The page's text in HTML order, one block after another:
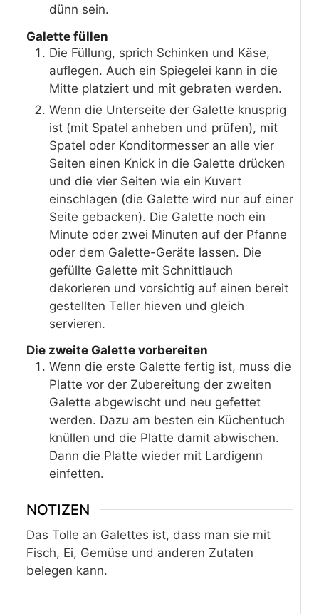
dünn sein.
Galette füllen
Die Füllung, sprich Schinken und Käse,
auflegen. Auch ein Spiegelei kann in die
Mitte platziert und mit gebraten werden.
Wenn die Unterseite der Galette knusprig
ist (mit Spatel anheben und prüfen), mit
Spatel oder Konditormesser an alle vier
Seiten einen Knick in die Galette drücken
und die vier Seiten wie ein Kuvert
einschlagen (die Galette wird nur auf einer
Seite gebacken). Die Galette noch ein
Minute oder zwei Minuten auf der Pfanne
oder dem Galette-Geräte lassen. Die
gefüllte Galette mit Schnittlauch
dekorieren und vorsichtig auf einen bereit
gestellten Teller hieven und gleich
servieren.
Die zweite Galette vorbereiten
Wenn die erste Galette fertig ist, muss die
Platte vor der Zubereitung der zweiten
Galette abgewischt und neu gefettet
werden. Dazu am besten ein Küchentuch
knüllen und die Platte damit abwischen.
Dann die Platte wieder mit Lardigenn
einfetten.
NOTIZEN
Das Tolle an Galettes ist, dass man sie mit
Fisch, Ei, Gemüse und anderen Zutaten
belegen kann.